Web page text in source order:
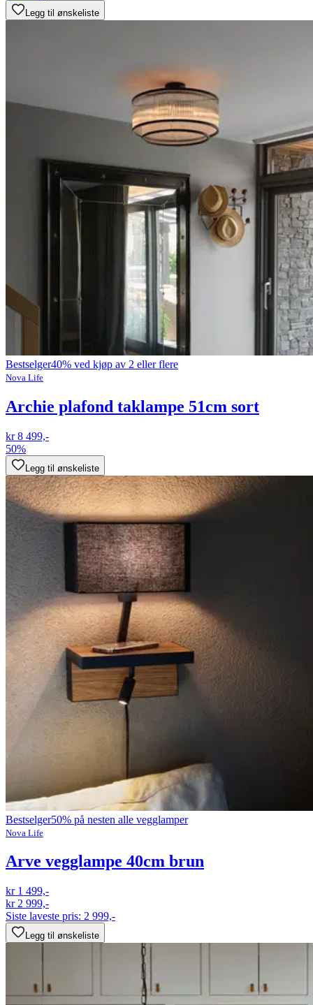
Legg til ønskeliste
Bestselger40% ved kjøp av 2 eller flere
Nova Life
Archie plafond taklampe 51cm sort
kr 8 499,-
50%
Legg til ønskeliste
Bestselger50% på nesten alle vegglamper
Nova Life
Arve vegglampe 40cm brun
kr 1 499,-
kr 2 999,-
Siste laveste pris: 2 999,-
Legg til ønskeliste